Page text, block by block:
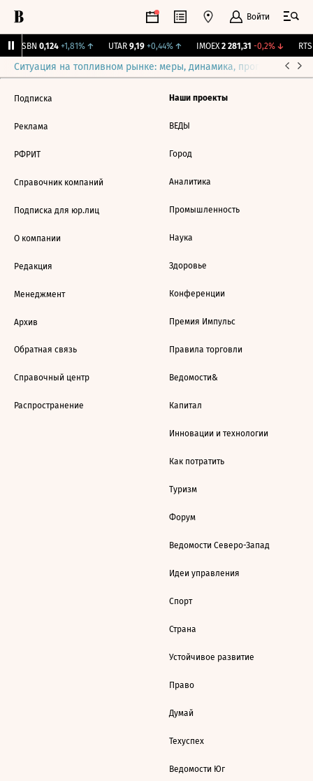
Войти
USBN 0,124 +1,81%↑ UTAR 9,19 +0,44%↑ IMOEX 2 281,31 -0,2%↓ RTSI
Ситуация на топливном рынке: меры, динамика, прогнозы
Подписка
Реклама
РФРИТ
Справочник компаний
Подписка для юр.лиц
О компании
Редакция
Менеджмент
Архив
Обратная связь
Справочный центр
Распространение
Наши проекты
ВЕДЫ
Город
Аналитика
Промышленность
Наука
Здоровье
Конференции
Премия Импульс
Правила торговли
Ведомости&
Капитал
Инновации и технологии
Как потратить
Туризм
Форум
Ведомости Северо-Запад
Идеи управления
Спорт
Страна
Устойчивое развитие
Право
Думай
Техуспех
Ведомости Юг